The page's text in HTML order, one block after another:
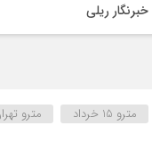
خبرنگار ریلی
مترو 15 خرداد مترو